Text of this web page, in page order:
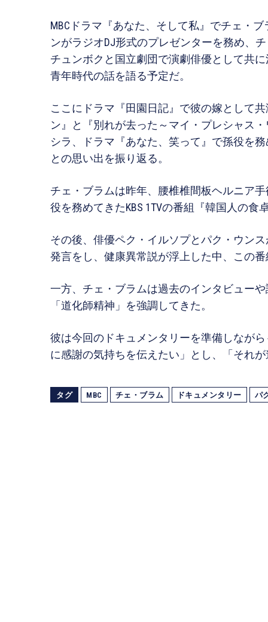
MBCドラマ『あなた、そして私』でチェ・
ンがラジオDJ形式のプレゼンターを務め、
チュンボクと国立劇団で演劇俳優として共
青年時代の話を語る予定だ。
ここにドラマ『田園日記』で彼の嫁として
ン』と『別れが去った～マイ・プレシャス
シラ、ドラマ『あなた、笑って』で孫役を
との思い出を振り返る。
チェ・ブラムは昨年、腰椎椎間板ヘルニア
役を務めてきたKBS 1TVの番組『韓国人の食
その後、俳優ペク・イルソプとパク・ウン
発言をし、健康異常説が浮上した中、この
一方、チェ・ブラムは過去のインタビュー
「道化師精神」を強調してきた。
彼は今回のドキュメンタリーを準備しなが
に感謝の気持ちを伝えたい」とし、「それ
タグ MBC チェ・ブラム ドキュメンタリー パ